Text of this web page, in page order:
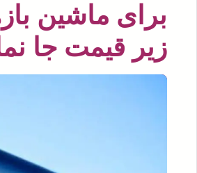
برای ماشین
زیر قیمت جا